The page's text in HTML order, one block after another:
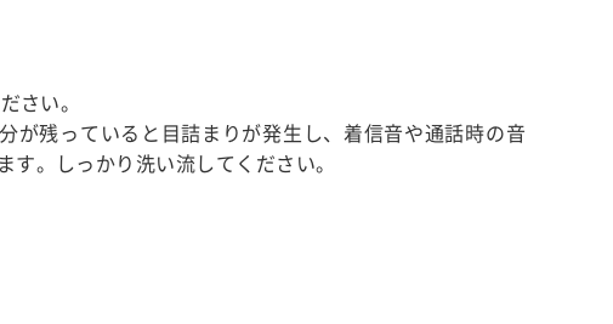
さい。
が残っていると目詰まりが発生し、着信音や通話時の音
。しっかり洗い流してください。